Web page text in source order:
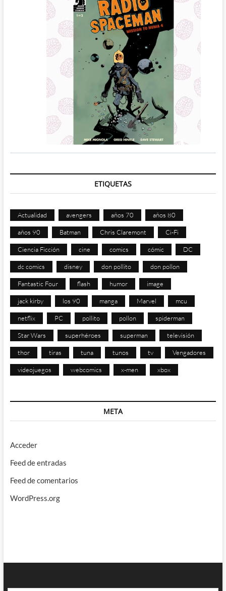
ETIQUETAS
Actualidad avengers años 70 años 80
años 90 Batman Chris Claremont Ci-Fi
Ciencia Ficción cine comics cómic DC
dc comics disney don pollito don pollon
Fantastic Four flash humor image
jack kirby los 90 manga Marvel mcu
netflix PC pollito pollon spiderman
Star Wars superhéroes superman televisión
thor tiras tuna tunos tv Vengadores
videojuegos webcomics x-men xbox
META
Acceder
Feed de entradas
Feed de comentarios
WordPress.org